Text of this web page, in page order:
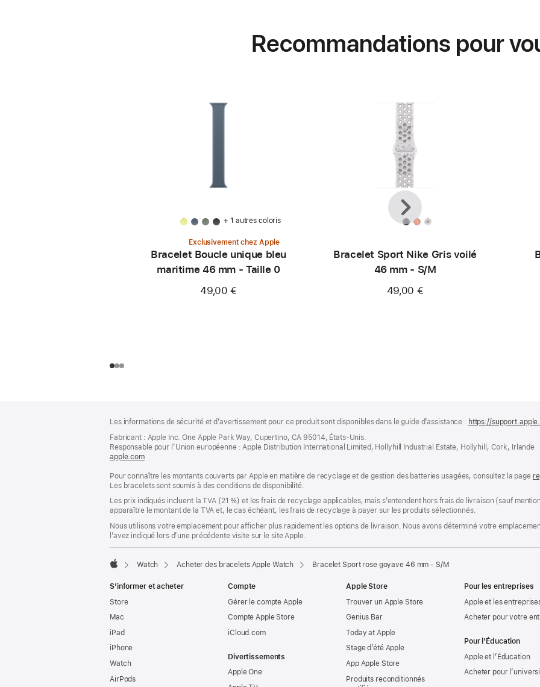
Recommandations pour
+ 1 autres coloris
Exclusivement chez Apple
Bracelet Boucle unique bleu
maritime 46 mm - Taille 0
49,00 €
Bracelet Sport Nike Gris voilé
46 mm - S/M
49,00 €
Précédent
Suivant
de
page
de
bas
de
page
Les informations de sécurité et d’avertissement pour ce produit sont disponibles dans le guide d’assistance : https://
Fabricant : Apple Inc. One Apple Park Way, Cupertino, CA 95014, États-Unis.
Responsable pour l’Union européenne : Apple Distribution International Limited, Hollyhill Industrial Estate, Hollyhill, Cork, Irlande
apple.com(s’ouvre
une
nouvelle
fenêtre)
Pour connaître les montants couverts par Apple en matière de recyclage et de gestion des batteries usagées, consultez la page
Les bracelets sont soumis à des conditions de disponibilité.
Les prix indiqués incluent la TVA (21 %) et les frais de recyclage applicables, mais s’entendent hors frais de livraison (sauf
apparaître le montant de la TVA et, le cas échéant, les frais de recyclage à payer sur les produits sélectionnés.
Nous utilisons votre emplacement pour afficher plus rapidement les options de livraison. Nous avons déterminé votre
l’avez indiqué lors d’une précédente visite sur le site Apple.
Watch Acheter des bracelets Apple Watch Bracelet Sport rose goyave 46 mm - S/M
S’informer et acheter
Store
Mac
iPad
iPhone
Watch
AirPods
Compte
Gérer le compte Apple
Compte Apple Store
iCloud.com
Divertissements
Apple One
Apple Store
Trouver un Apple Store
Genius Bar
Today at Apple
Stage d’été Apple
App Apple Store
Produits reconditionnés
Pour les entreprises
Apple et les
Acheter pour votre
Pour l’Éducation
Apple et l’Éducation
Acheter pour